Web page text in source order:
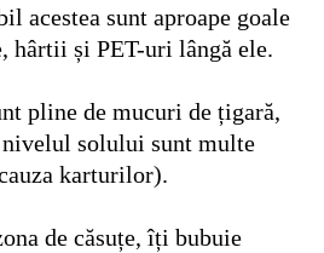
acestea sunt aproape goale
hârtii și PET-uri lângă ele.
pline de mucuri de țigară,
solului sunt multe
karturilor).
de căsuțe, îți bubuie